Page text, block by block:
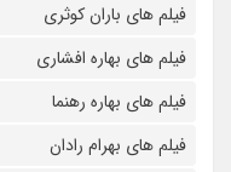
فیلم های باران کوثری
فیلم های بهاره افشاری
فیلم های بهاره رهنما
فیلم های بهرام رادان